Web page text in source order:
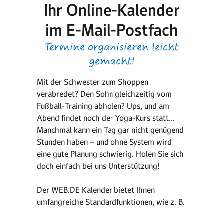
Ihr Online-Kalender
im E-Mail-Postfach
Termine organisieren leicht
gemacht!
Mit der Schwester zum Shoppen
verabredet? Den Sohn gleichzeitig vom
Fußball-Training abholen? Ups, und am
Abend findet noch der Yoga-Kurs statt...
Manchmal kann ein Tag gar nicht genügend
Stunden haben – und ohne System wird
eine gute Planung schwierig. Holen Sie sich
doch einfach bei uns Unterstützung!
Der WEB.DE Kalender bietet Ihnen
umfangreiche Standardfunktionen, wie z. B.